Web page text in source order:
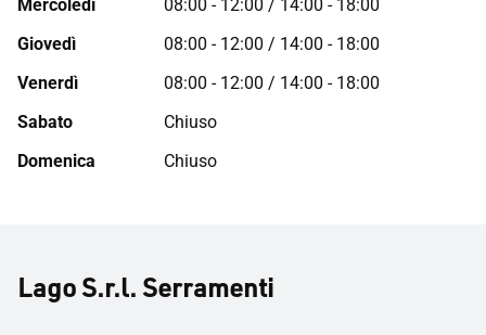
Mercoledì
08:00 - 12:00 / 14:00 - 18:00
Giovedì
08:00 - 12:00 / 14:00 - 18:00
Venerdì
08:00 - 12:00 / 14:00 - 18:00
Sabato
Chiuso
Domenica
Chiuso
Lago S.r.l. Serramenti